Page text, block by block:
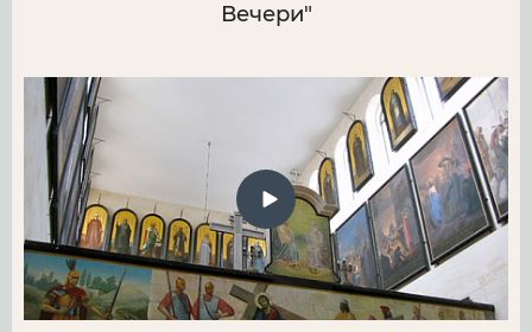
Вечери"